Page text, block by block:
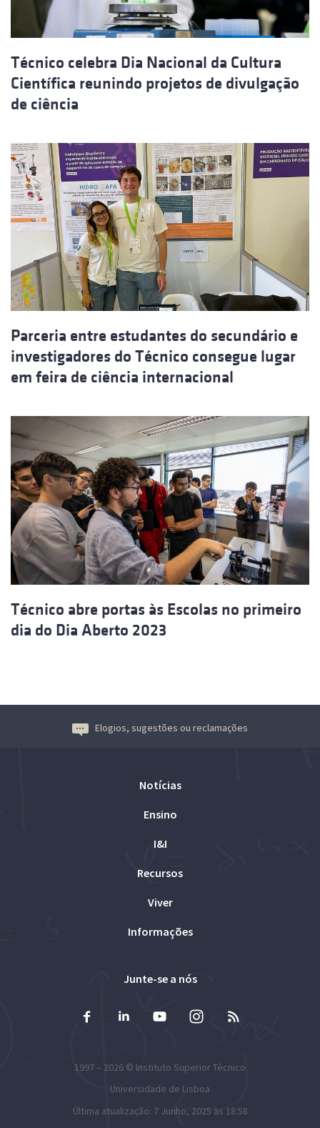
Técnico celebra Dia Nacional da Cultura
Científica reunindo projetos de divulgação
de ciência
Parceria entre estudantes do secundário e
investigadores do Técnico consegue lugar
em feira de ciência internacional
Técnico abre portas às Escolas no primeiro
dia do Dia Aberto 2023
Elogios, sugestões ou reclamações
Notícias
Ensino
I&I
Recursos
Viver
Informações
Junte-se a nós
1997 – 2026 © Instituto Superior Técnico
Universidade de Lisboa
Última atualização: 7 Junho, 2025 às 18:58